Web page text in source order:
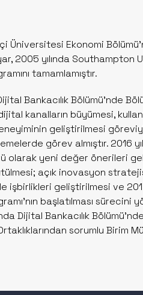
Üniversitesi Ekonomi
2005 yılında Southampton
tamamlamıştır.
Bankacılık Bölümü’nde
kanalların büyümesi,
geliştirilmesi
görev almıştır. 2016
olarak yeni değer önerileri
açık inovasyon
işbirlikleri geliştirilmesi ve
başlatılması sürecini
Dijital Bankacılık
sorumlu Birim